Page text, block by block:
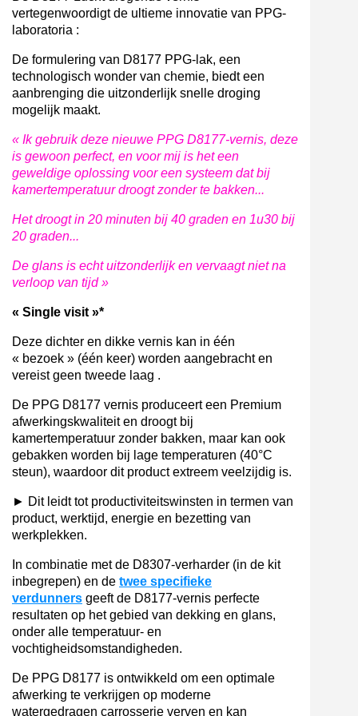
vertegenwoordigt de ultieme innovatie van PPG-
laboratoria :
De formulering van D8177 PPG-lak, een
technologisch wonder van chemie, biedt een
aanbrenging die uitzonderlijk snelle droging
mogelijk maakt.
« Ik gebruik deze nieuwe PPG D8177-vernis, deze
is gewoon perfect, en voor mij is het een
geweldige oplossing voor een systeem dat bij
kamertemperatuur droogt zonder te bakken...
Het droogt in 20 minuten bij 40 graden en 1u30 bij
20 graden...
De glans is echt uitzonderlijk en vervaagt niet na
verloop van tijd »
« Single visit »*
Deze dichter en dikke vernis kan in één
« bezoek » (één keer) worden aangebracht en
vereist geen tweede laag .
De PPG D8177 vernis produceert een Premium
afwerkingskwaliteit en droogt bij
kamertemperatuur zonder bakken, maar kan ook
gebakken worden bij lage temperaturen (40°C
steun), waardoor dit product extreem veelzijdig is.
► Dit leidt tot productiviteitswinsten in termen van
product, werktijd, energie en bezetting van
werkplekken.
In combinatie met de D8307-verharder (in de kit
inbegrepen) en de twee specifieke
verdunners geeft de D8177-vernis perfecte
resultaten op het gebied van dekking en glans,
onder alle temperatuur- en
vochtigheidsomstandigheden.
De PPG D8177 is ontwikkeld om een optimale
afwerking te verkrijgen op moderne
watergedragen carrosserie verven en kan